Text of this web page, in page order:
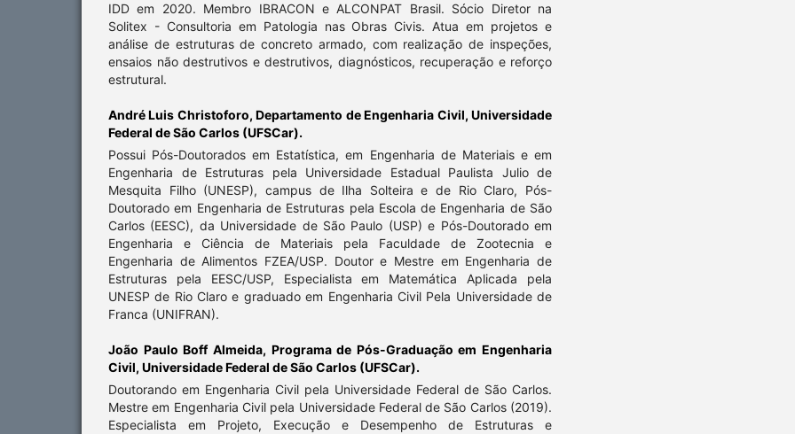
IDD em 2020. Membro IBRACON e ALCONPAT Brasil. Sócio Diretor na
Solitex - Consultoria em Patologia nas Obras Civis. Atua em projetos e
análise de estruturas de concreto armado, com realização de inspeções,
ensaios não destrutivos e destrutivos, diagnósticos, recuperação e reforço
estrutural.
André Luis Christoforo,Departamento de Engenharia Civil, Universidade
Federal de São Carlos (UFSCar).
Possui Pós-Doutorados em Estatística, em Engenharia de Materiais e em
Engenharia de Estruturas pela Universidade Estadual Paulista Julio de
Mesquita Filho (UNESP), campus de Ilha Solteira e de Rio Claro, Pós-
Doutorado em Engenharia de Estruturas pela Escola de Engenharia de São
Carlos (EESC), da Universidade de São Paulo (USP) e Pós-Doutorado em
Engenharia e Ciência de Materiais pela Faculdade de Zootecnia e
Engenharia de Alimentos FZEA/USP. Doutor e Mestre em Engenharia de
Estruturas pela EESC/USP, Especialista em Matemática Aplicada pela
UNESP de Rio Claro e graduado em Engenharia Civil Pela Universidade de
Franca (UNIFRAN).
João Paulo Boff Almeida, Programa de Pós-Graduação em Engenharia
Civil, Universidade Federal de São Carlos (UFSCar).
Doutorando em Engenharia Civil pela Universidade Federal de São Carlos.
Mestre em Engenharia Civil pela Universidade Federal de São Carlos (2019).
Especialista em Projeto, Execução e Desempenho de Estruturas e